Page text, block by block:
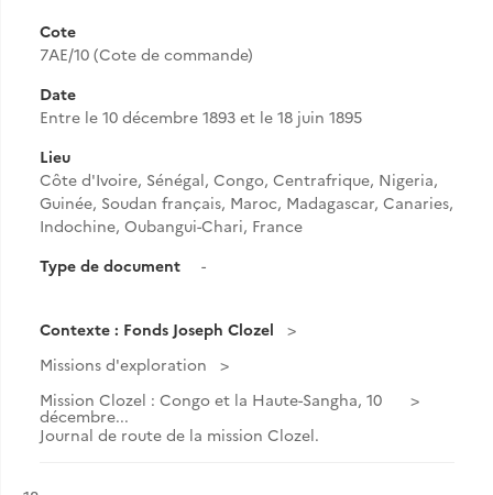
Cote
7AE/10 (Cote de commande)
Date
Entre le 10 décembre 1893 et le 18 juin 1895
Lieu
Côte d'Ivoire, Sénégal, Congo, Centrafrique, Nigeria,
Guinée, Soudan français, Maroc, Madagascar, Canaries,
Indochine, Oubangui-Chari, France
Type de document
-
Contexte : Fonds Joseph Clozel
Missions d'exploration
Mission Clozel : Congo et la Haute-Sangha, 10
décembre...
Journal de route de la mission Clozel.